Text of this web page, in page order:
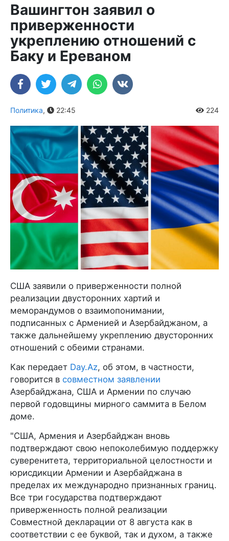
Вашингтон заявил о
приверженности
укреплению отношений с
Баку и Ереваном
Политика, 22:45 224
США заявили о приверженности полной
реализации двусторонних хартий и
меморандумов о взаимопонимании,
подписанных с Арменией и Азербайджаном, а
также дальнейшему укреплению двусторонних
отношений с обеими странами.
Как передает Day.Az, об этом, в частности,
говорится в совместном заявлении
Азербайджана, США и Армении по случаю
первой годовщины мирного саммита в Белом
доме.
"США, Армения и Азербайджан вновь
подтверждают свою непоколебимую поддержку
суверенитета, территориальной целостности и
юрисдикции Армении и Азербайджана в
пределах их международно признанных границ.
Все три государства подтверждают
приверженность полной реализации
Совместной декларации от 8 августа как в
соответствии с ее буквой, так и духом, а также